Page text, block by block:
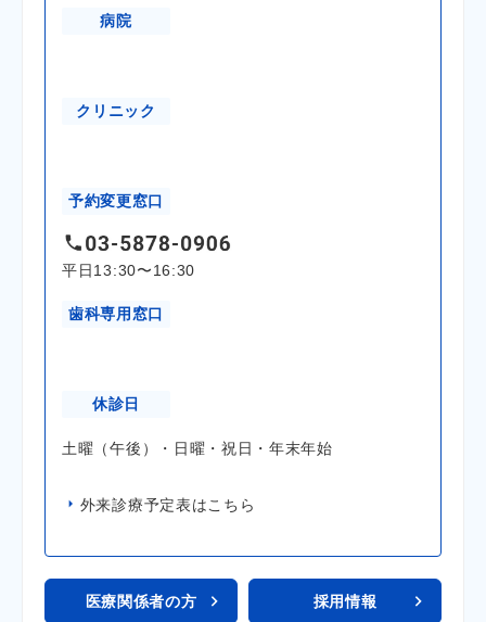
病院
クリニック
予約変更窓口
平日13:30〜16:30
歯科専用窓口
休診日
土曜（午後）・日曜・祝日・年末年始
外来診療予定表はこちら
医療関係者の方 採用情報